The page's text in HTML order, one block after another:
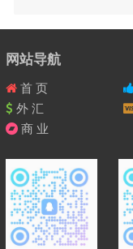
网站导航
首 页
外 汇
商 业